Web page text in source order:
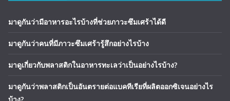
มาดูกันว่ามีอาหารอะไรบ้างที่ช่วยภาวะซึมเศร้าได้ดี
มาดูกันว่าคนที่มีภาวะซึมเศร้ารู้สึกอย่างไรบ้าง
มาดูเกี่ยวกับพลาสติกในอาหารทะเลว่าเป็นอย่างไรบ้าง?
มาดูกันว่าพลาสติกเป็นอันตรายต่อแบคทีเรียที่ผลิตออกซิเจนอย่างไร